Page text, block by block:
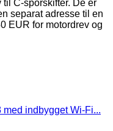
C-sporskifter. De er
separat adresse til en
EUR for motordrev og
indbygget Wi-Fi...